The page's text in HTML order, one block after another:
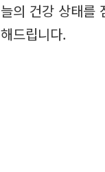
늘의 건강 상태를
해드립니다.